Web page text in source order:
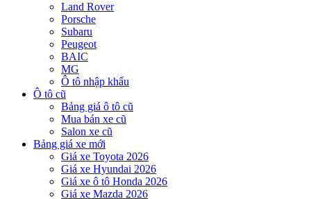
Land Rover
Porsche
Subaru
Peugeot
BAIC
MG
Ô tô nhập khẩu
Ô tô cũ
Bảng giá ô tô cũ
Mua bán xe cũ
Salon xe cũ
Bảng giá xe mới
Giá xe Toyota 2026
Giá xe Hyundai 2026
Giá xe ô tô Honda 2026
Giá xe Mazda 2026